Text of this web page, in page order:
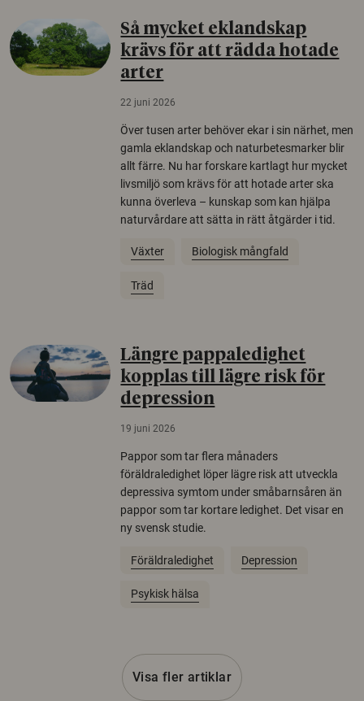
Så mycket eklandskap
krävs för att rädda hotade
arter
22 juni 2026
Över tusen arter behöver ekar i sin närhet, men
gamla eklandskap och naturbetesmarker blir
allt färre. Nu har forskare kartlagt hur mycket
livsmiljö som krävs för att hotade arter ska
kunna överleva – kunskap som kan hjälpa
naturvårdare att sätta in rätt åtgärder i tid.
Växter Biologisk mångfald
Träd
Längre pappaledighet
kopplas till lägre risk för
depression
19 juni 2026
Pappor som tar flera månaders
föräldraledighet löper lägre risk att utveckla
depressiva symtom under småbarnsåren än
pappor som tar kortare ledighet. Det visar en
ny svensk studie.
Föräldraledighet Depression
Psykisk hälsa
Visa fler artiklar